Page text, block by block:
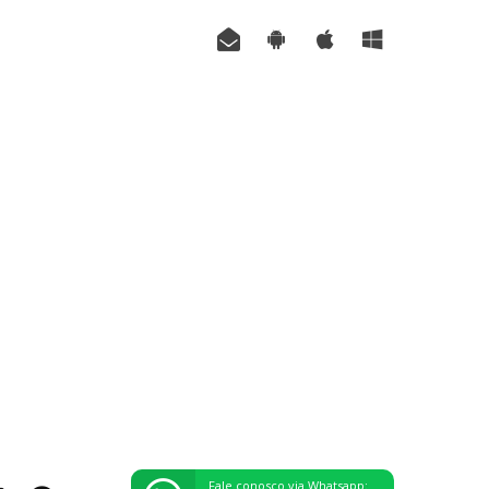
Fale conosco via Whatsapp: